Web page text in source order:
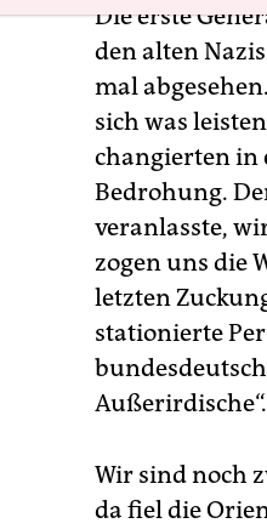
Die erste
den alten
mal
sich was
changierten in
Bedrohung.
veranlasste,
zogen uns die
letzten
stationierte
Außerirdische“.
Wir sind noch
da fiel die